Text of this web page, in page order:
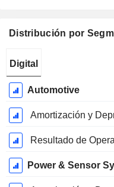
Distribución por
fiscal:
Septiembre
Digital
Automotive
Amortización y
Resultado de
Power & Sensor